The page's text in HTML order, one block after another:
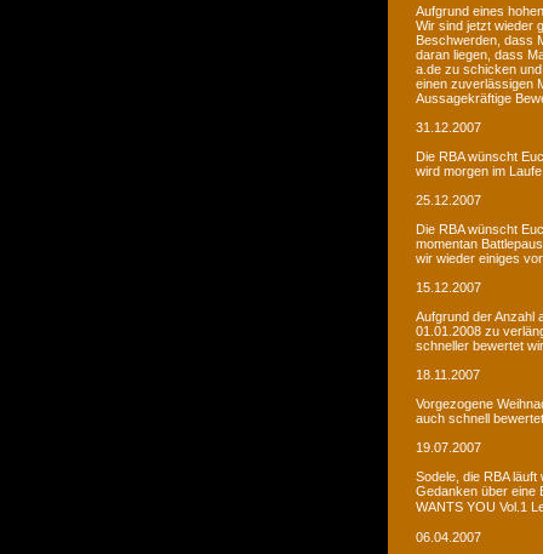
Aufgrund eines
Wir sind jetzt wieder
Beschwerden, dass
daran liegen, dass
a.de zu schicken
einen zuverlässigen
Aussagekräftige
31.12.2007
Die RBA wünscht
wird morgen im
25.12.2007
Die RBA wünscht
momentan
wir wieder einiges
15.12.2007
Aufgrund der Anzahl
01.01.2008 zu
schneller bewertet
18.11.2007
Vorgezogene
auch schnell
19.07.2007
Sodele, die RBA
Gedanken über eine
WANTS YOU Vol.1
06.04.2007